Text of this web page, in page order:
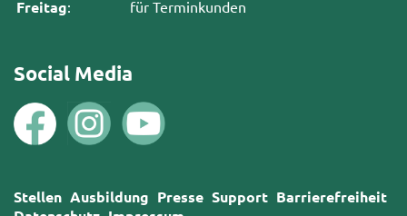
Freitag: für Terminkunden
Social Media
Stellen Ausbildung Presse Support Barrierefreiheit